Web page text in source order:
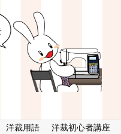
洋裁用語 洋裁初心者講座